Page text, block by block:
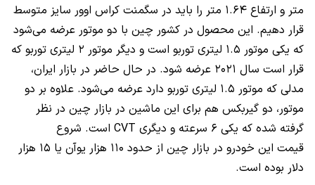
متر و ارتفاع ۱.۶۴ متر را باید در سگمنت کراس اوور سایز متوسط
قرار دهیم. این محصول در کشور چین با دو موتور عرضه می‌شود
که یکی موتور ۱.۵ لیتری توربو است و دیگر موتور ۲ لیتری توربو که
قرار است سال ۲۰۲۱ عرضه شود. در حال حاضر در بازار ایران،
مدلی که موتور ۱.۵ لیتری توربو دارد عرضه می‌شود. علاوه بر دو
موتور، دو گیربکس هم برای این ماشین در بازار چین در نظر
گرفته شده که یکی ۶ سرعته و دیگری CVT است. شروع
قیمت این خودرو در بازار چین از حدود ۱۱۰ هزار یوآن یا ۱۵ هزار
دلار بوده است.